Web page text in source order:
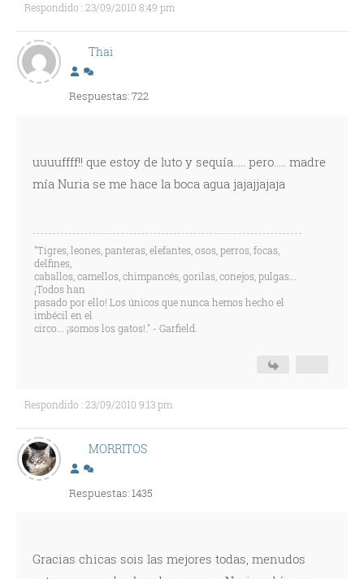
Respondido : 23/09/2010 8:49 pm
Thai
Respuestas: 722
uuuuffff!! que estoy de luto y sequía..... pero..... madre
mía Nuria se me hace la boca agua jajajjajaja
"Tigres, leones, panteras, elefantes, osos, perros, focas,
delfines,
caballos, camellos, chimpancés, gorilas, conejos, pulgas...
¡Todos han
pasado por ello! Los únicos que nunca hemos hecho el
imbécil en el
circo... ¡somos los gatos!." - Garfield.
Respondido : 23/09/2010 9:13 pm
MORRITOS
Respuestas: 1435
Gracias chicas sois las mejores todas, menudos